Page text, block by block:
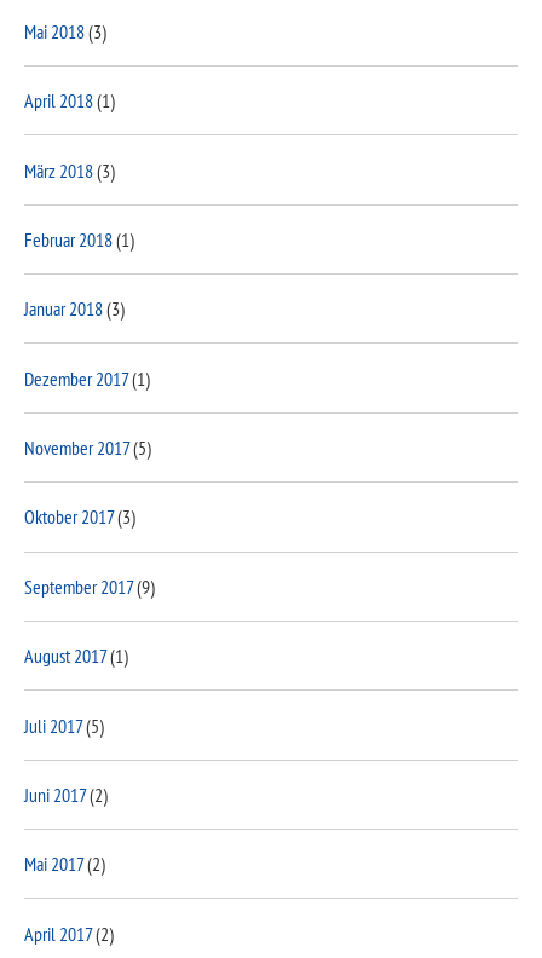
Mai 2018(3)
April 2018(1)
März 2018(3)
Februar 2018(1)
Januar 2018(3)
Dezember 2017(1)
November 2017(5)
Oktober 2017(3)
September 2017(9)
August 2017(1)
Juli 2017(5)
Juni 2017(2)
Mai 2017(2)
April 2017(2)